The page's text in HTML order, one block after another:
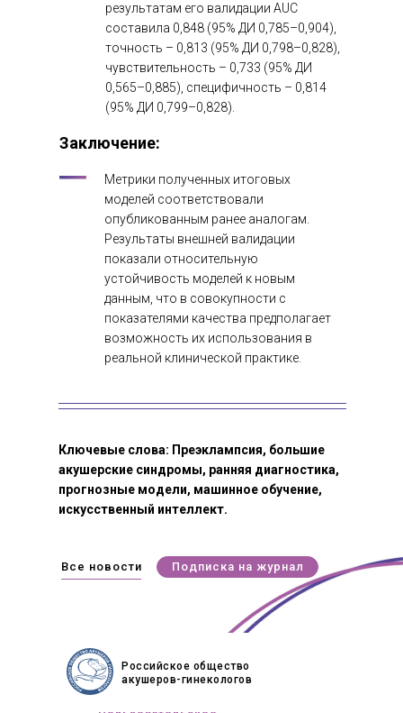
Ключевые слова: Преэклампсия, большие
акушерские синдромы, ранняя диагностика,
прогнозные модели, машинное обучение,
искусственный интеллект.
результатам его валидации AUC
составила 0,848 (95% ДИ 0,785–0,904),
точность – 0,813 (95% ДИ 0,798–0,828),
чувствительность – 0,733 (95% ДИ
0,565–0,885), специфичность – 0,814
(95% ДИ 0,799–0,828).
Заключение:
Метрики полученных итоговых
моделей соответствовали
опубликованным ранее аналогам.
Результаты внешней валидации
показали относительную
устойчивость моделей к новым
данным, что в совокупности с
показателями качества предполагает
возможность их использования в
реальной клинической практике.
Все новости Подписка на журнал
Российское общество
акушеров-гинекологов